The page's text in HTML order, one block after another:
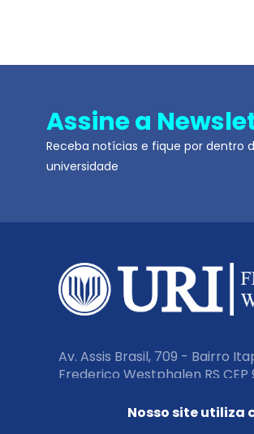
Assine a
Receba notícias e fique por dentro
universidade
Av. Assis Brasil, 709 - Bairro
Frederico Westphalen RS
Nosso site utiliza